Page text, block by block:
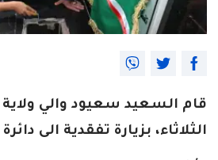
قام السعيد سعيود والي ولاية
الثلاثاء، بزيارة تفقدية الى